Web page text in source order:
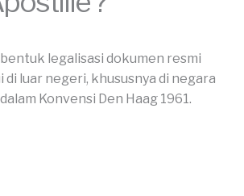
legalisasi dokumen resmi
di luar negeri, khususnya di negara
Konvensi Den Haag 1961.